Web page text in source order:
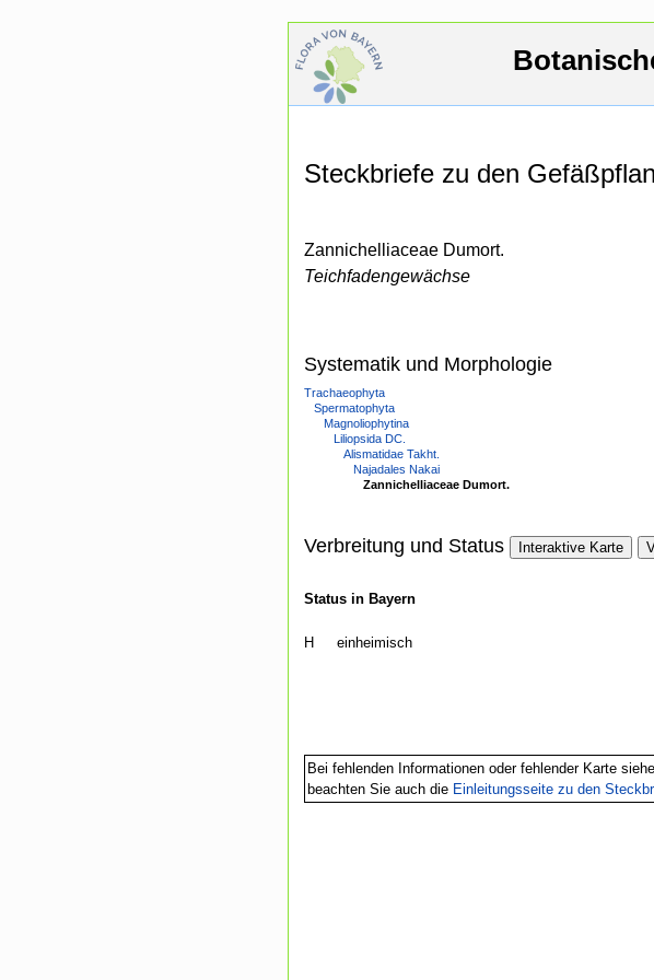
Steckbriefe zu den
Zannichelliaceae Dumort.
Teichfadengewächse
Systematik und Morphologie
Trachaeophyta
Spermatophyta
Magnoliophytina
Liliopsida DC.
Alismatidae Takht.
Najadales Nakai
Zannichelliaceae Dumort.
Verbreitung und Status Interaktive Karte
Status in Bayern
H einheimisch
Bei fehlenden Informationen oder fehlender Karte
beachten Sie auch die Einleitungsseite zu den